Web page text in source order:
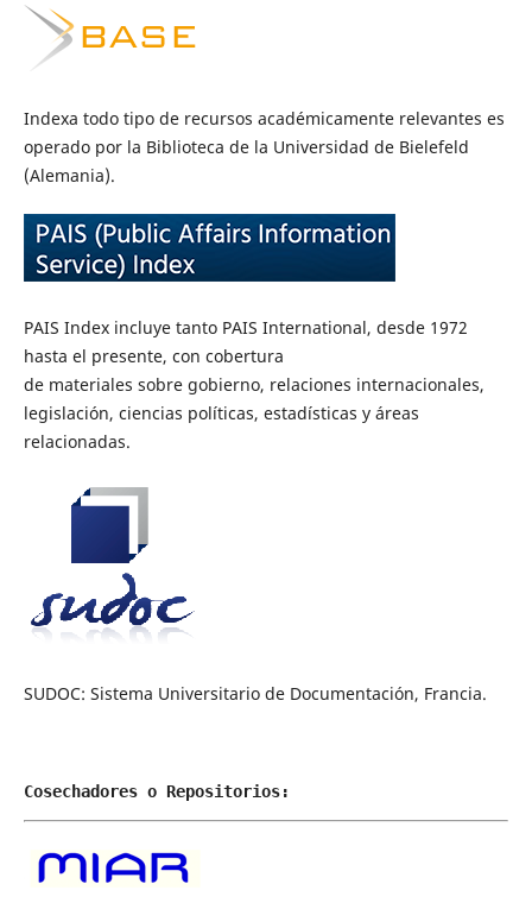
Indexa todo tipo de recursos académicamente relevantes es
operado por la Biblioteca de la Universidad de Bielefeld
(Alemania).
PAIS Index incluye tanto PAIS International, desde 1972
hasta el presente, con cobertura
de materiales sobre gobierno, relaciones internacionales,
legislación, ciencias políticas, estadísticas y áreas
relacionadas.
SUDOC: Sistema Universitario de Documentación, Francia.
Cosechadores o Repositorios: